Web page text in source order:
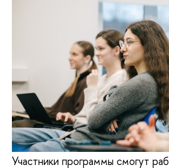
Участники программы смогут